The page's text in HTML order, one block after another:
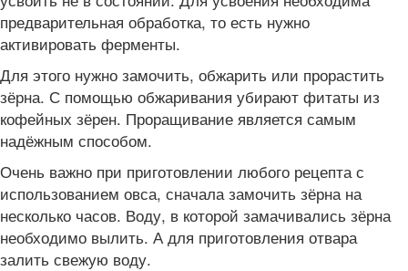
предварительная обработка, то есть нужно
активировать ферменты.
Для этого нужно замочить, обжарить или прорастить
зёрна. С помощью обжаривания убирают фитаты из
кофейных зёрен. Проращивание является самым
надёжным способом.
Очень важно при приготовлении любого рецепта с
использованием овса, сначала замочить зёрна на
несколько часов. Воду, в которой замачивались зёрна
необходимо вылить. А для приготовления отвара
залить свежую воду.